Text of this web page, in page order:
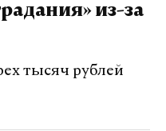
из-за
тысяч рублей